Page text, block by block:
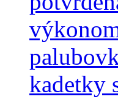
kadetky